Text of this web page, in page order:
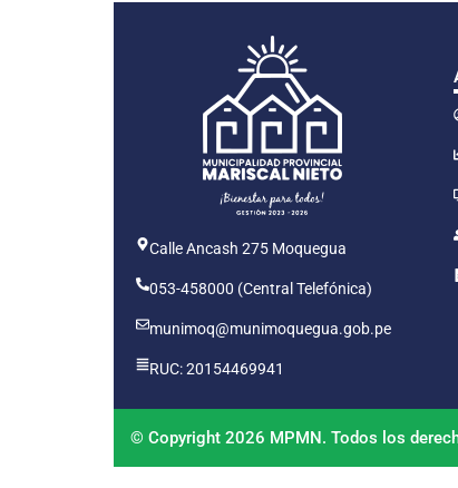
Calle Ancash 275 Moquegua
053-458000 (Central Telefónica)
munimoq@munimoquegua.gob.pe
RUC: 20154469941
© Copyright 2026 MPMN. Todos los